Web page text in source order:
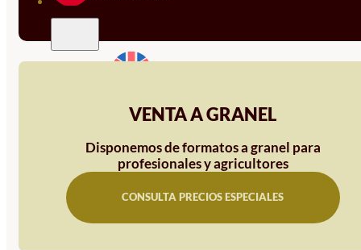
VENTA A GRANEL
Disponemos de formatos a granel para
profesionales y agricultores
CONSULTA PRECIOS ESPECIALES